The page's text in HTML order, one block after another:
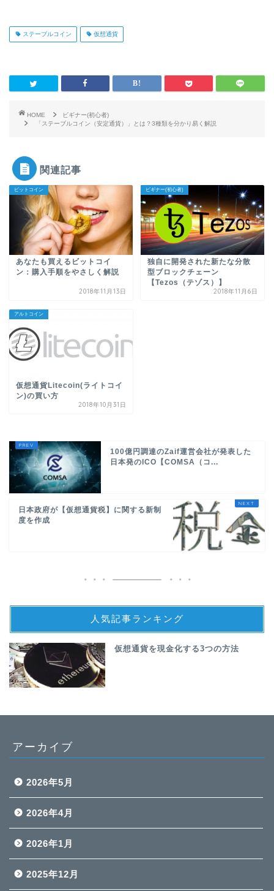
ステーブルコイン 仮想通貨
HOME
ビギナー(初心者)
「ステーブルコイン（安定通貨）」とは？3種類を分かり易く解説
関連記事
ビットコイン
あなたも買えるビットコイ
ン：購入手順をやさしく解説
2018年11月13日
ビギナー(初心者)
独自に開発された新たな分散
型ブロックチェーン
【Tezos（テゾス）】
2018年11月6日
アルトコイン
仮想通貨Litecoin(ライトコイ
ン)の買い方
2018年10月31日
100億円調達のZaif運営会社が発表した
日本発のICO【COMSA（コ...
日本政府が【仮想通貨税】に関する新制
度を作成
人気記事ランキング
仮想通貨を現金化する3つの方法
アーカイブ
2026年5月
2026年4月
2026年1月
2025年12月